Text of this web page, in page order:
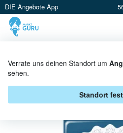
DIE Angebote App
Verrate uns deinen Standort um
sehen.
Standort
ORIGINAL
MARKT -